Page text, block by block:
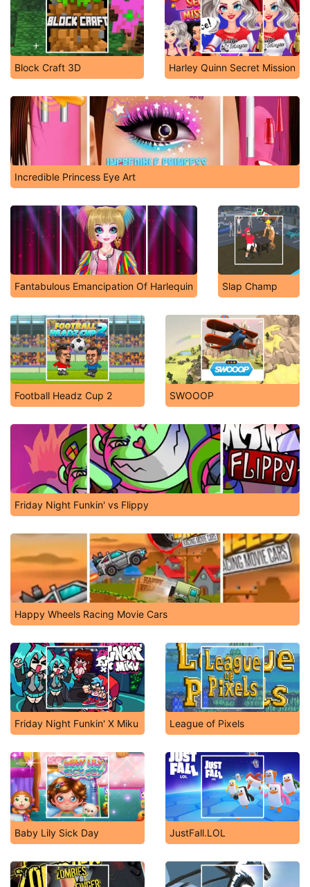
Block Craft 3D Harley Quinn Secret Mission
Incredible Princess Eye Art
Fantabulous Emancipation Of Harlequin Slap Champ
Football Headz Cup 2 SWOOOP
Friday Night Funkin' vs Flippy
Happy Wheels Racing Movie Cars
Friday Night Funkin' X Miku League of Pixels
Baby Lily Sick Day JustFall.LOL